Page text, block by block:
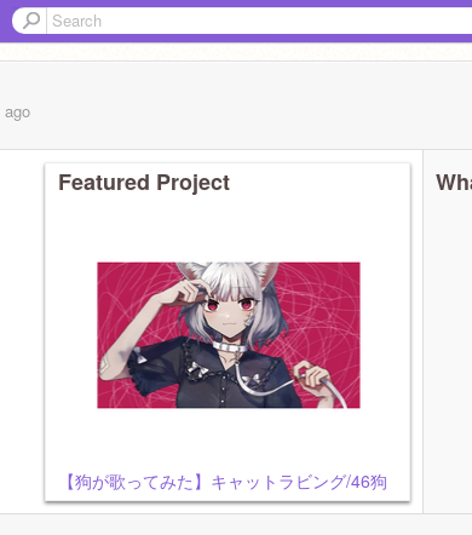
ago
Featured Project
【狗が歌ってみた】キャットラビング/46狗